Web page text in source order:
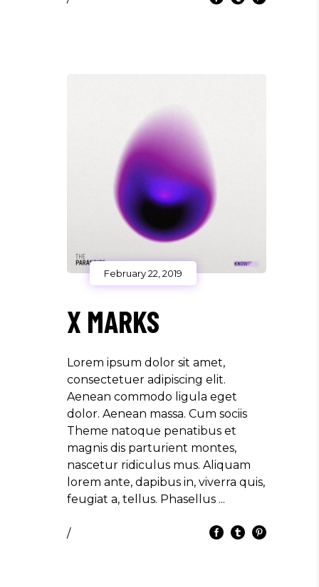
February 22, 2019
X MARKS
Lorem ipsum dolor sit amet,
consectetuer adipiscing elit.
Aenean commodo ligula eget
dolor. Aenean massa. Cum sociis
Theme natoque penatibus et
magnis dis parturient montes,
nascetur ridiculus mus. Aliquam
lorem ante, dapibus in, viverra quis,
feugiat a, tellus. Phasellus
/